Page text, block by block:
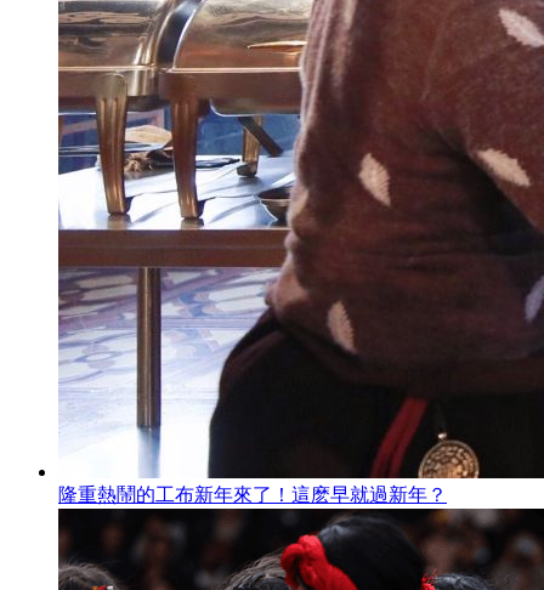
隆重熱鬧的工布新年來了！這麽早就過新年？